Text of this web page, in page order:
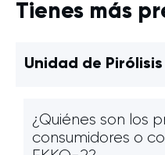
Tienes más
Unidad de Pirólisis
¿Quiénes son los
consumidores o